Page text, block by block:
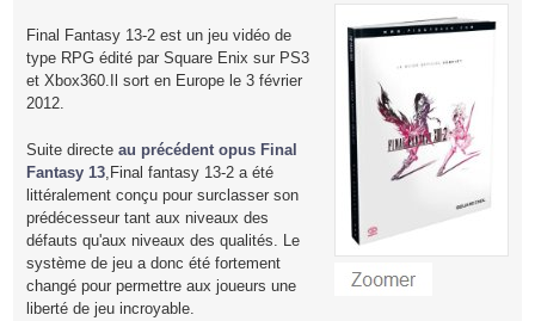
Final Fantasy 13-2 est un jeu vidéo de
type RPG édité par Square Enix sur PS3
et Xbox360.Il sort en Europe le 3 février
2012.
Suite directe au précédent opus Final
Fantasy 13,Final fantasy 13-2 a été
littéralement conçu pour surclasser son
prédécesseur tant aux niveaux des
défauts qu'aux niveaux des qualités. Le
système de jeu a donc été fortement
changé pour permettre aux joueurs une
liberté de jeu incroyable.